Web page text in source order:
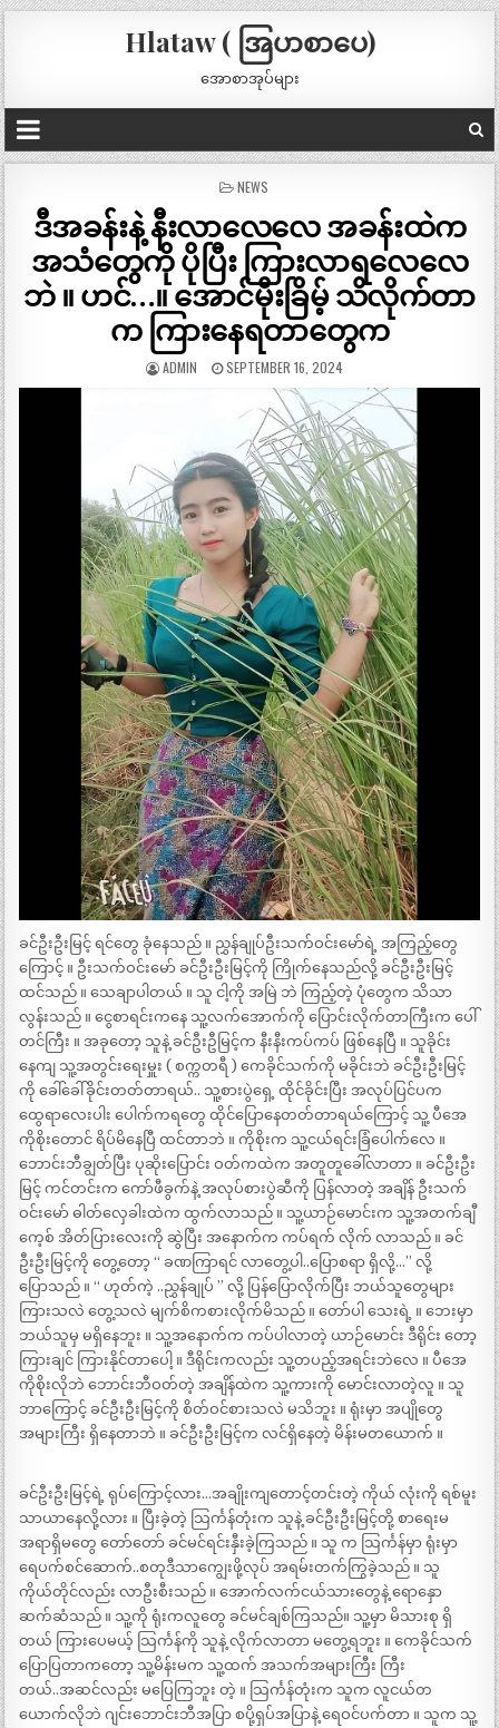
Hlataw ( အြပာစာပေ)
အောစာအုပ်များ
POSTED
NEWS
ဒီအခန်းနဲ့ နီးလာလေလေ အခန်းထဲက
အသံတွေကို ပိုပြီး ကြားလာရလေလေ
ဘဲ ။ ဟင်…။ အောင်မိုးခြိမ့် သိလိုက်တာ
က ကြားနေရတာတွေက
ADMIN SEPTEMBER 16, 2024
ခင်ဦးဦးမြင့် ရင်တွေ ခုံနေသည် ။ ညွှန်ချုပ်ဦးသက်ဝင်းမော်ရဲ့ အကြည့်တွေ
ကြောင့် ။ ဦးသက်ဝင်းမော် ခင်ဦးဦးမြင့်ကို ကြိုက်နေသည်လို့ ခင်ဦးဦးမြင့်
ထင်သည် ။ သေချာပါတယ် ။ သူ ငါ့ကို အမြဲ ဘဲ ကြည့်တဲ့ ပုံတွေက သိသာ
လွန်းသည် ။ ငွေစာရင်းကနေ သူ့လက်အောက်ကို ပြောင်းလိုက်တာကြီးက ပေါ်
တင်ကြီး ။ အခုတော့ သူနဲ့ ခင်ဦးဦမြင့်က နီးနီးကပ်ကပ် ဖြစ်နေပြီ ။ သူခိုင်း
နေကျ သူ့အတွင်းရေးမှူး ( စက္ကတရီ ) ကေခိုင်သက်ကို မခိုင်းဘဲ ခင်ဦးဦးမြင့်
ကို ခေါ်ခေါ်ခိုင်းတတ်တာရယ်.. သူ့စားပွဲရှေ့ ထိုင်ခိုင်းပြီး အလုပ်ပြင်ပက
ထွေရာလေးပါး ပေါက်ကရတွေ ထိုင်ပြောနေတတ်တာရယ်ကြောင့် သူ့ ပီအေ
ကိုစိုးတောင် ရိပ်မိနေပြီ ထင်တာဘဲ ။ ကိုစိုးက သူ့ငယ်ရင်းခြံပေါက်လေ ။
ဘောင်းဘီချွတ်ပြီး ပုဆိုးပြောင်း ဝတ်ကထဲက အတူတူခေါ်လာတာ ။ ခင်ဦးဦး
မြင့် ကင်တင်းက ကော်ဖီခွက်နဲ့ အလုပ်စားပွဲဆီကို ပြန်လာတဲ့ အချိန် ဦးသက်
ဝင်းမော် ဓါတ်လှေခါးထဲက ထွက်လာသည် ။ သူ့ယာဉ်မောင်းက သူ့အတက်ချီ
ကေ့စ် အိတ်ပြားလေးကို ဆွဲပြီး အနောက်က ကပ်ရက် လိုက် လာသည် ။ ခင်
ဦးဦးမြင့်ကို တွေ့တော့ “ ခဏကြာရင် လာတွေ့ပါ..ပြောစရာ ရှိလို့…” လို့
ပြောသည် ။ “ ဟုတ်ကဲ့ ..ညွှန်ချုပ် ” လို့ ပြန်ပြောလိုက်ပြီး ဘယ်သူတွေများ
ကြားသလဲ တွေ့သလဲ မျက်စိကစားလိုက်မိသည် ။ တော်ပါ သေးရဲ့ ။ ဘေးမှာ
ဘယ်သူမှ မရှိနေဘူး ။ သူ့အနောက်က ကပ်ပါလာတဲ့ ယာဉ်မောင်း ဒီရိုင်း တော့
ကြားချင် ကြားနိုင်တာပေါ့ ။ ဒီရိုင်းကလည်း သူ့တပည့်အရင်းဘဲလေ ။ ပီအေ
ကိုစိုးလိုဘဲ ဘောင်းဘီဝတ်တဲ့ အချိန်ထဲက သူ့ကားကို မောင်းလာတဲ့လူ ။ သူ
ဘာကြောင့် ခင်ဦးဦးမြင့်ကို စိတ်ဝင်စားသလဲ မသိဘူး ။ ရုံးမှာ အပျိုတွေ
အများကြီး ရှိနေတာဘဲ ။ ခင်ဦးဦးမြင့်က လင်ရှိနေတဲ့ မိန်းမတယောက် ။
ခင်ဦးဦးမြင့်ရဲ့ ရုပ်ကြောင့်လား…အချိုးကျတောင့်တင်းတဲ့ ကိုယ် လုံးကို ရစ်မူး
သာယာနေလို့လား ။ ပြီးခဲ့တဲ့ သြင်္ကန်တုံးက သူနဲ့ ခင်ဦးဦးမြင့်တို့ စာရေးမ
အရာရှိမတွေ တော်တော် ခင်မင်ရင်းနှီးခဲ့ကြသည် ။ သူ က သြင်္ကန်မှာ ရုံးမှာ
ရေပက်စင်ဆောက်..စတုဒီသာကျွေးဖို့လုပ် အရမ်းတက်ကြွခဲ့သည် ။ သူ
ကိုယ်တိုင်လည်း လာဦးစီးသည် ။ အောက်လက်ငယ်သားတွေနဲ့ ရောနှော
ဆက်ဆံသည် ။ သူ့ကို ရုံးကလူတွေ ခင်မင်ချစ်ကြသည်။ သူ့မှာ မိသားစု ရှိ
တယ် ကြားပေမယ့် သြင်္ကန်ကို သူနဲ့ လိုက်လာတာ မတွေ့ရဘူး ။ ကေခိုင်သက်
ပြောပြတာကတော့ သူ့မိန်းမက သူ့ထက် အသက်အများကြီး ကြီး
တယ်..အဆင်လည်း မပြေကြဘူး တဲ့ ။ သြင်္ကန်တုံးက သူက လူငယ်တ
ယောက်လိုဘဲ ဂျင်းဘောင်းဘီအပြာ စပို့ရှပ်အပြာနဲ့ ရေဝင်ပက်တာ ။ သူက သူ့